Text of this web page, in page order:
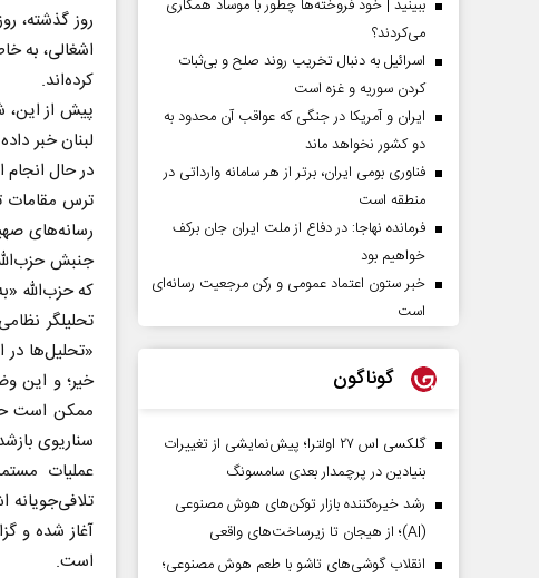
روز گذشته،
اشغالی، به
کرده‌اند.
لبنان خبر
در حال
ترس مقامات
رسانه‌های
جنبش
که حزب‌الله
«تحلیل‌ها در
خیر؛ و این
ممکن است
سناریوی
عملیات
آغاز شده و
است.
ببینید | خود فروخته‌ها چطور با موساد همکاری
می‌کردند؟
اسرائیل به دنبال تخریب روند صلح و بی‌ثبات
کردن سوریه و غزه است
ایران و آمریکا در جنگی که عواقب آن محدود به
دو کشور نخواهد ماند
فناوری بومی ایران، برتر از هر سامانه وارداتی در
منطقه است
فرمانده نهاجا: در دفاع از ملت ایران جان برکف
خواهیم بود
خبر ستون اعتماد عمومی و رکن مرجعیت رسانه‌ای
است
گوناگون
گلکسی اس ۲۷ اولترا؛ پیش‌نمایشی از تغییرات
بنیادین در پرچمدار بعدی سامسونگ
رشد خیره‌کننده بازار توکن‌های هوش مصنوعی
(AI)؛ از هیجان تا زیرساخت‌های واقعی
انقلاب گوشی‌های تاشو‌ با طعم هوش مصنوعی؛